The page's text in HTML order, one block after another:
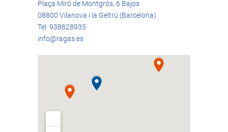
Plaça Miró de Montgrós, 6 Bajos
08800 Vilanova i la Geltrú (Barcelona)
Tel: 938828935
info@ragas.es